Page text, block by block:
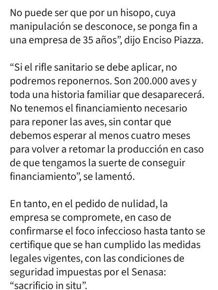
No puede ser que por un hisopo, cuya
manipulación se desconoce, se ponga fin a
una empresa de 35 años”, dijo Enciso Piazza.
“Si el rifle sanitario se debe aplicar, no
podremos reponernos. Son 200.000 aves y
toda una historia familiar que desaparecerá.
No tenemos el financiamiento necesario
para reponer las aves, sin contar que
debemos esperar al menos cuatro meses
para volver a retomar la producción en caso
de que tengamos la suerte de conseguir
financiamiento”, se lamentó.
En tanto, en el pedido de nulidad, la
empresa se compromete, en caso de
confirmarse el foco infeccioso hasta tanto se
certifique que se han cumplido las medidas
legales vigentes, con las condiciones de
seguridad impuestas por el Senasa:
“sacrificio in situ”.